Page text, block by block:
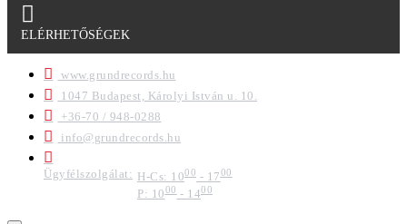
ELÉRHETŐSÉGEK
www.grundrecords.hu
1047 Budapest, Károlyi István u. 10.
+36-70 / 948-0288
info@grundrecords.hu
Ügyfélszolgálat: H-Cs: 1000 - 1700
P: 1000- 1400